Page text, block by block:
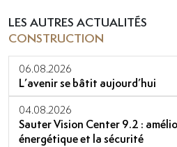
LES AUTRES ACTUALITÉS
CONSTRUCTION
06.08.2026
L’avenir se bâtit aujourd’hui
04.08.2026
Sauter Vision Center 9.2 :
énergétique et la sécurité